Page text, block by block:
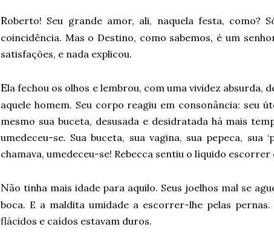
Roberto! Seu grande amor, ali, naquela festa, como?
coincidência. Mas o Destino, como sabemos, é um
satisfações, e nada explicou.
Ela fechou os olhos e lembrou, com uma vividez absurda,
aquele homem. Seu corpo reagiu em consonância: seu
mesmo sua buceta, desusada e desidratada há mais
umedeceu-se. Sua buceta, sua vagina, sua pepeca, sua
chamava, umedeceu-se! Rebecca sentiu o líquido escorrer
Não tinha mais idade para aquilo. Seus joelhos mal se
boca. E a maldita umidade a escorrer-lhe pelas
flácidos e caídos estavam duros.